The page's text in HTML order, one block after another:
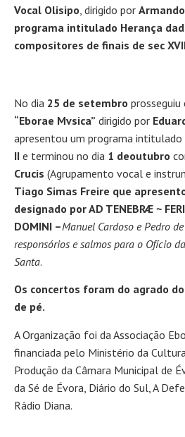
Vocal Olisipo, dirigido por
programa intitulado Herança
compositores de finais de sec
No dia 25 de setembro prosseguiu
“Eborae Mvsica” dirigido por
apresentou um programa intitulado
II e terminou no dia 1 deoutubro
Crucis (Agrupamento vocal e
Tiago Simas Freire que
designado por AD TENEBRÆ ~
DOMINI –Manuel Cardoso e Pedro
responsórios e salmos para o Ofício
Santa.
Os concertos foram do agrado
de pé.
A Organização foi da Associação
financiada pelo Ministério da
Produção da Câmara Municipal de
da Sé de Évora, Diário do Sul, A
Rádio Diana.